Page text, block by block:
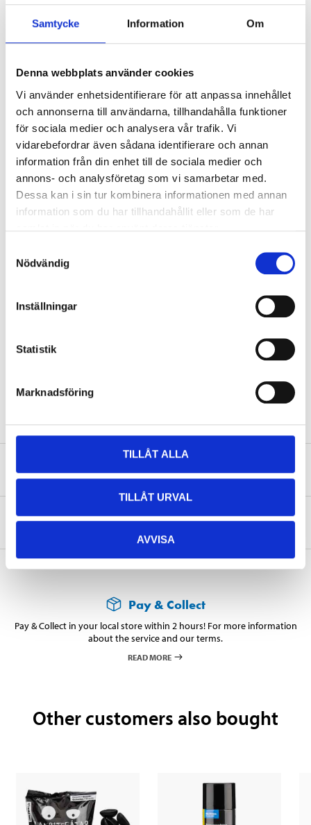
Samtycke Information Om
Denna webbplats använder cookies
Vi använder enhetsidentifierare för att anpassa innehållet
och annonserna till användarna, tillhandahålla funktioner
för sociala medier och analysera vår trafik. Vi
vidarebefordrar även sådana identifierare och annan
information från din enhet till de sociala medier och
annons- och analysföretag som vi samarbetar med.
Dessa kan i sin tur kombinera informationen med annan
information som du har tillhandahållit eller som de har
Nödvändig
Inställningar
Statistik
Marknadsföring
TILLÅT ALLA
TILLÅT URVAL
AVVISA
Integrated flame guard.
Reinforced polypropylene casing.
NOTE! Max. 45° mounting /slope angle.
Technical specifications
Voltage
12 V DC
Capacity
14 Ah
Pole type
Height
Corresponds to YUASA No
Safety instructions and other information
About the manufacturer
Pay & Collect
Pay & Collect in your local store within 2 hours! For more information
about the service and our terms.
READ MORE
Other customers also bought